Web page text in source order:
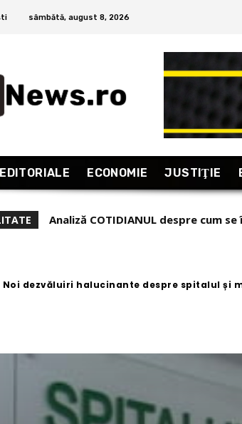
sâmbătă, august 8, 2026
EDITORIALE ECONOMIE JUSTIŢIE
Analiză COTIDIANUL despre cum
Noi dezvăluiri halucinante despre spitalul și